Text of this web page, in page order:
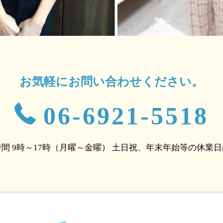
お気軽にお問い合わせください。
06-6921-5518
9時～17時（月曜～金曜） 土日祝、年末年始等の休業